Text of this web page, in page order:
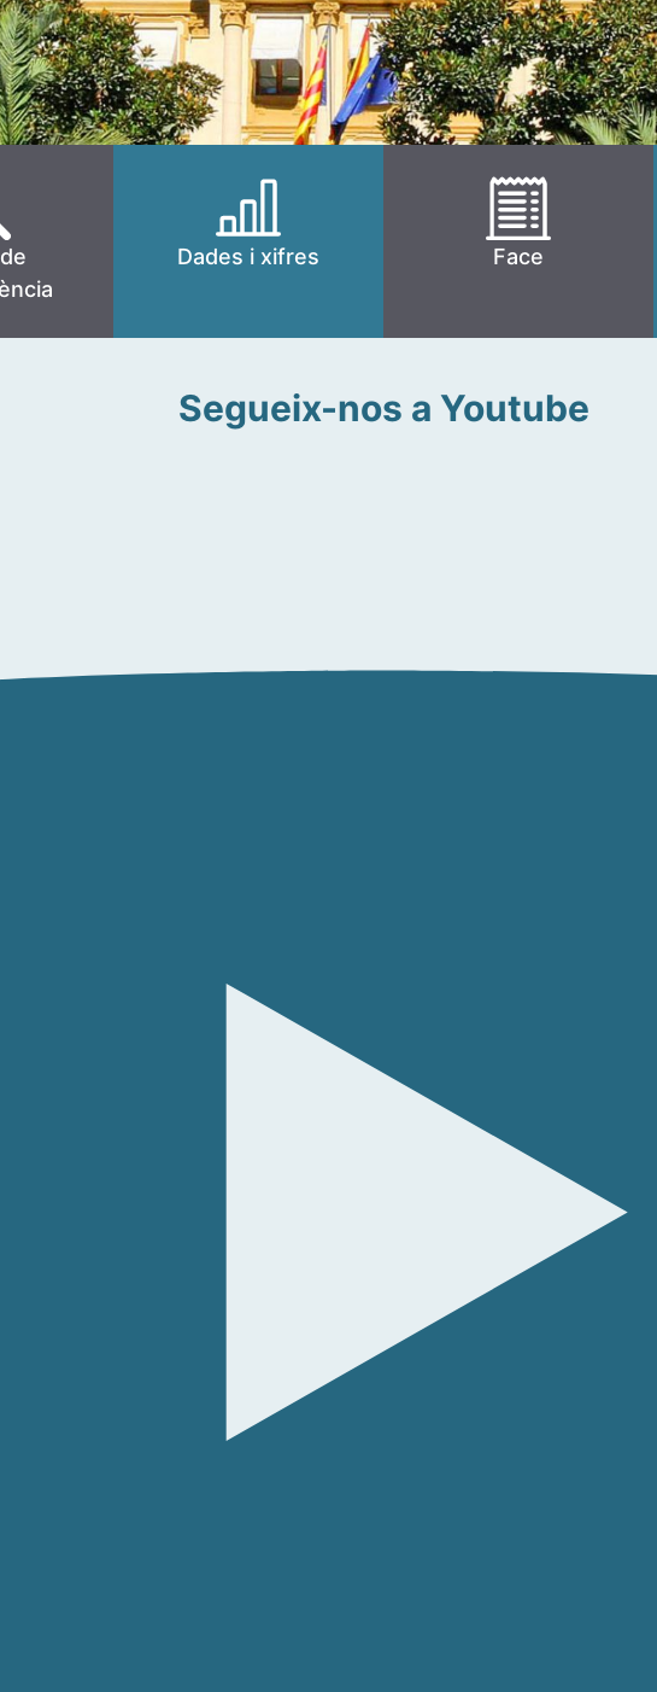
Dades i xifres Face
Segueix-nos a Youtube